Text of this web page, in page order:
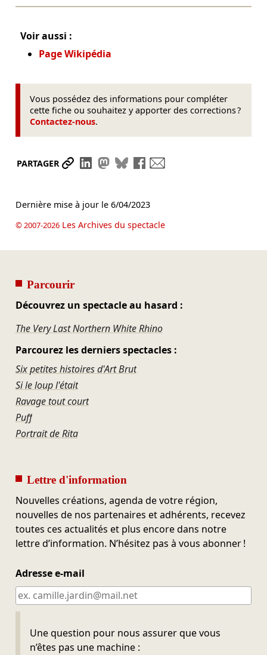
Voir aussi :
Page Wikipédia
Vous possédez des informations pour compléter
cette fiche ou souhaitez y apporter des corrections ?
Contactez-nous.
PARTAGER Partager le lien
Partager sur LinkedIn
Partager sur Mastodon
Partager sur Bluesky
Partager sur Facebook
Dernière mise à jour le 6/04/2023
© 2007-2026Les Archives du spectacle
Parcourir
Découvrez un spectacle au hasard :
The Very Last Northern White Rhino
Parcourez les derniers spectacles :
Six petites histoires d'Art Brut
Si le loup l'était
Ravage tout court
Puff
Portrait de Rita
Lettre d'information
Nouvelles créations, agenda de votre région,
nouvelles de nos partenaires et adhérents, recevez
toutes ces actualités et plus encore dans notre
lettre d’information. N’hésitez pas à vous abonner !
Adresse e-mail
Une question pour nous assurer que vous
n’êtes pas une machine :
Ne pas remplir